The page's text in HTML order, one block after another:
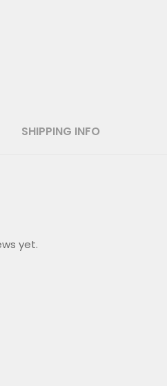
SHIPPING INFO
yet.